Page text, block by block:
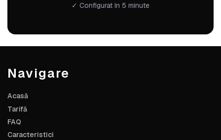
✓ Configurat în 5 minute
Navigare
Acasă
Tarifă
FAQ
Caracteristici